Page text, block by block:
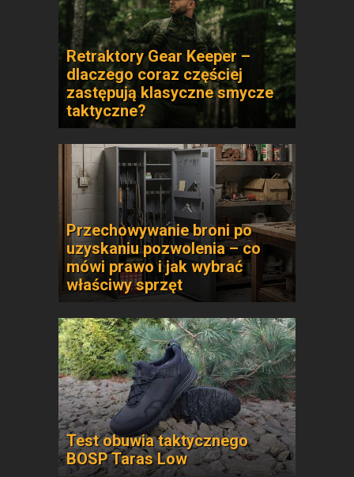
Retraktory Gear Keeper –
dlaczego coraz częściej
zastępują klasyczne smycze
taktyczne?
Przechowywanie broni po
uzyskaniu pozwolenia – co
mówi prawo i jak wybrać
właściwy sprzęt
Test obuwia taktycznego
BOSP Taras Low